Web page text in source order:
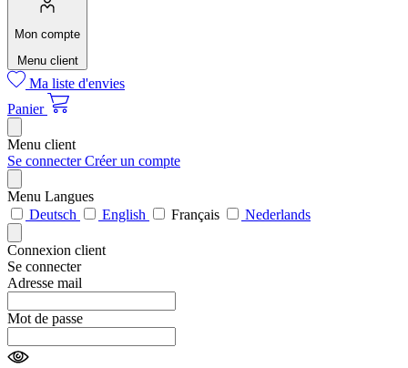
Mon compte
Menu client
Ma liste d'envies
Panier
Menu client
Se connecterCréer un compte
Menu Langues
Deutsch
English Français Nederlands
Connexion client
Se connecter
Adresse mail
Mot de passe